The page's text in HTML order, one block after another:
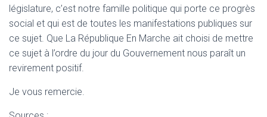
législature, c’est notre famille politique qui porte ce progrès
social et qui est de toutes les manifestations publiques sur
ce sujet. Que La République En Marche ait choisi de mettre
ce sujet à l’ordre du jour du Gouvernement nous paraît un
revirement positif.
Je vous remercie.